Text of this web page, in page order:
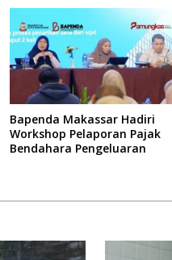
Bapenda Makassar Hadiri
Workshop Pelaporan Pajak
Bendahara Pengeluaran